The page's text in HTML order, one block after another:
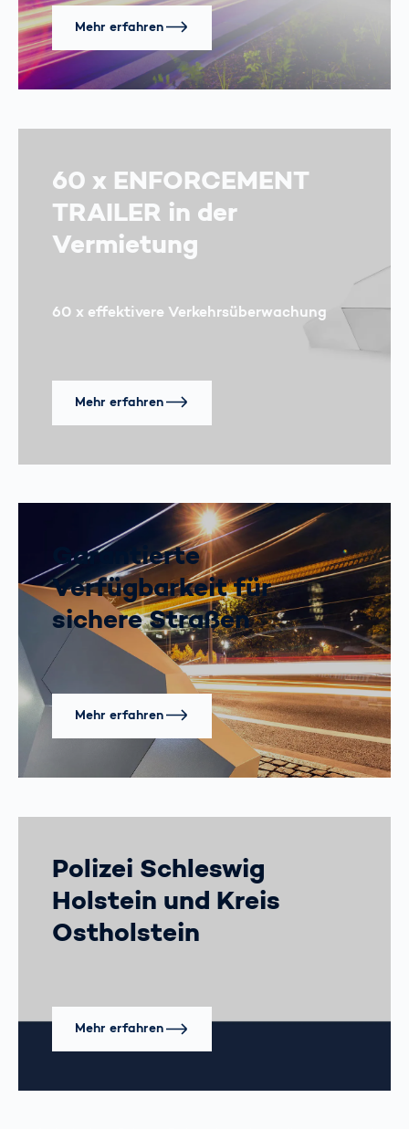
Mehr erfahren
60 x ENFORCEMENT
TRAILER in der
Vermietung
60 x effektivere Verkehrsüberwachung
Mehr erfahren
Garantierte
Verfügbarkeit für
sichere Straßen
Mehr erfahren
Polizei Schleswig
Holstein und Kreis
Ostholstein
Mehr erfahren